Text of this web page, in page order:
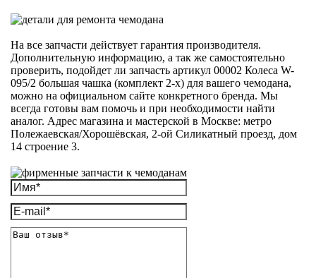
На все запчасти действует гарантия производителя.
Дополнительную информацию, а так же самостоятельно
проверить, подойдет ли запчасть артикул 00002 Колеса W-
095/2 большая чашка (комплект 2-х) для вашего чемодана,
можно на официальном сайте конкретного бренда. Мы
всегда готовы вам помочь и при необходимости найти
аналог. Адрес магазина и мастерской в Москве: метро
Полежаевская/Хорошёвская, 2-ой Силикатный проезд, дом
14 строение 3.